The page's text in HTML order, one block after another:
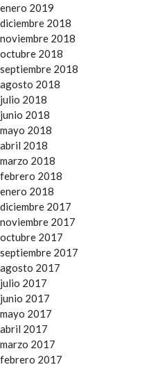
enero 2019
diciembre 2018
noviembre 2018
octubre 2018
septiembre 2018
agosto 2018
julio 2018
junio 2018
mayo 2018
abril 2018
marzo 2018
febrero 2018
enero 2018
diciembre 2017
noviembre 2017
octubre 2017
septiembre 2017
agosto 2017
julio 2017
junio 2017
mayo 2017
abril 2017
marzo 2017
febrero 2017